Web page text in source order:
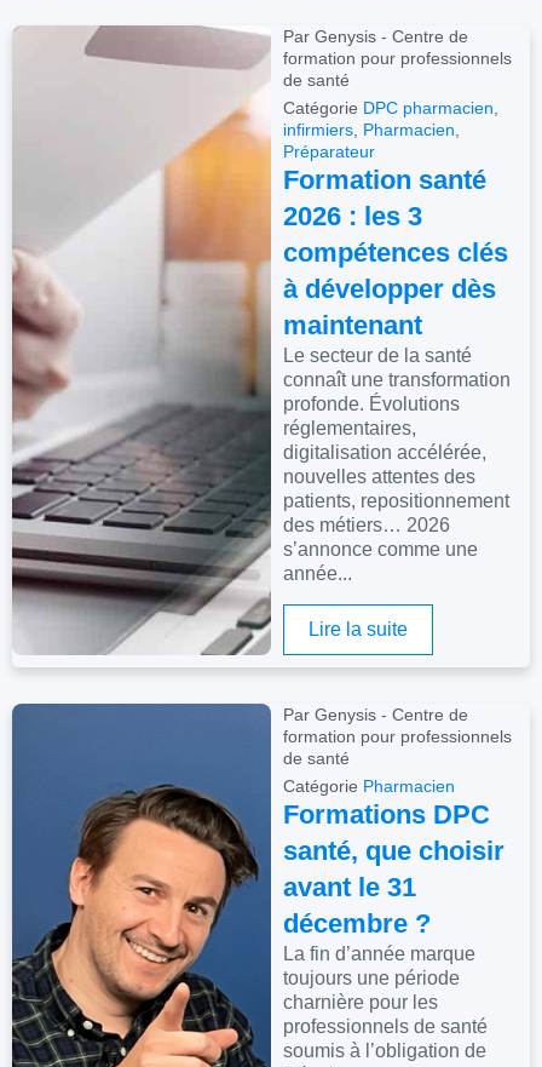
Par Genysis - Centre de
formation pour professionnels
de santé
Catégorie DPC pharmacien,
infirmiers, Pharmacien,
Préparateur
Formation santé
2026 : les 3
compétences clés
à développer dès
maintenant
Le secteur de la santé
connaît une transformation
profonde. Évolutions
réglementaires,
digitalisation accélérée,
nouvelles attentes des
patients, repositionnement
des métiers… 2026
s’annonce comme une
année...
Lire la suite
Par Genysis - Centre de
formation pour professionnels
de santé
Catégorie Pharmacien
Formations DPC
santé, que choisir
avant le 31
décembre ?
La fin d’année marque
toujours une période
charnière pour les
professionnels de santé
soumis à l’obligation de